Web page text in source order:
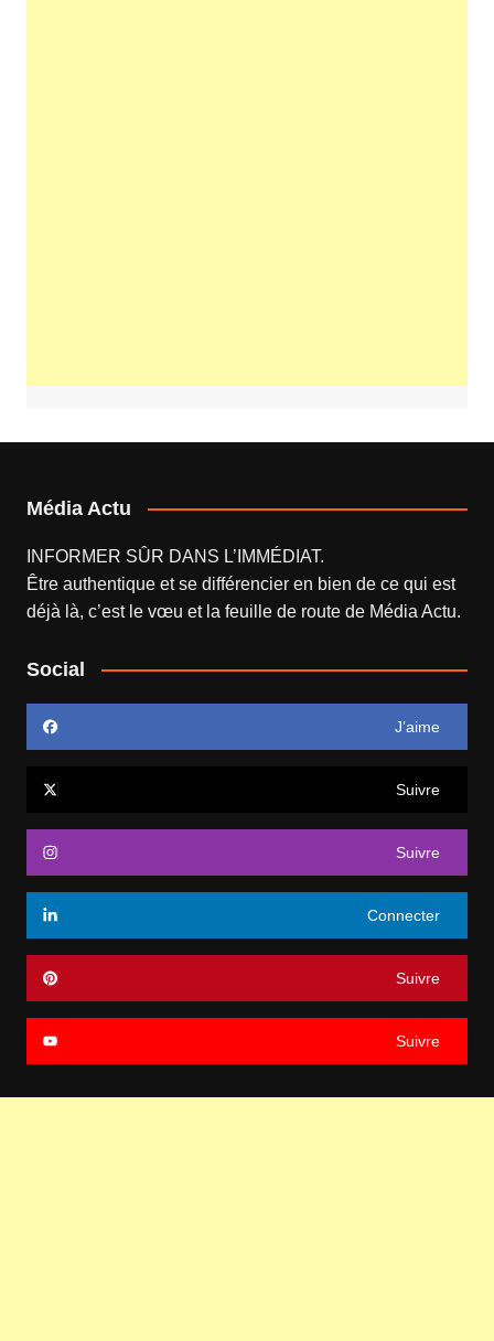
Média Actu
INFORMER SÛR DANS L’IMMÉDIAT.
Être authentique et se différencier en bien de ce qui est
déjà là, c’est le vœu et la feuille de route de Média Actu.
Social
J’aime
Suivre
Suivre
Connecter
Suivre
Suivre